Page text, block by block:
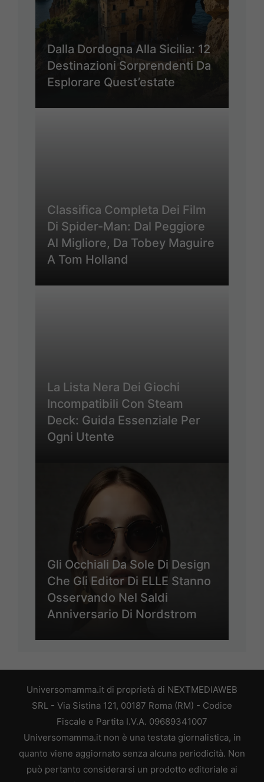
Dalla Dordogna Alla Sicilia: 12
Destinazioni Sorprendenti Da
Esplorare Quest’estate
Classifica Completa Dei Film
Di Spider-Man: Dal Peggiore
Al Migliore, Da Tobey Maguire
A Tom Holland
La Lista Nera Dei Giochi
Incompatibili Con Steam
Deck: Guida Essenziale Per
Ogni Utente
Gli Occhiali Da Sole Di Design
Che Gli Editor Di ELLE Stanno
Osservando Nel Saldi
Anniversario Di Nordstrom
Universomamma.it di proprietà di NEXTMEDIAWEB
SRL - Via Sistina 121, 00187 Roma (RM) - Codice
Fiscale e Partita I.V.A. 09689341007
Universomamma.it non è una testata giornalistica, in
quanto viene aggiornato senza alcuna periodicità. Non
può pertanto considerarsi un prodotto editoriale ai